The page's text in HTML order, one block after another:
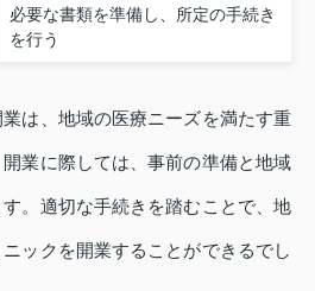
必要な書類を準備し、所定の手続き
を行う
は、地域の医療ニーズを満たす重
業に際しては、事前の準備と地域
。適切な手続きを踏むことで、地
ックを開業することができるでし